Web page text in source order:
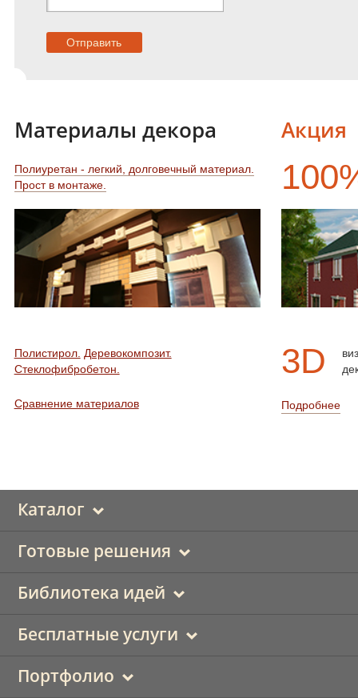
Акция
3D
Подробнее
Материалы декора
Полиуретан - легкий, долговечный материал.
Прост в монтаже.
Полистирол. Деревокомпозит.
Стеклофибробетон.
Сравнение материалов
Каталог
Готовые решения
Библиотека идей
Бесплатные услуги
Портфолио